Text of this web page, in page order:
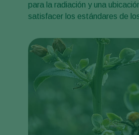
para la radiación y una
satisfacer los estándares de